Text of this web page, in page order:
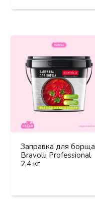
Заправка для борща
Bravolli Professional
2,4 кг